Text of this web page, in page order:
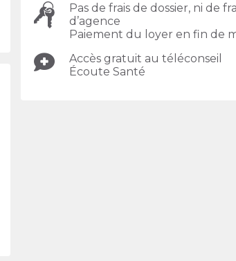
Pas de frais de dossier, ni de
d’agence
Paiement du loyer en fin de
Accès gratuit au téléconseil
Écoute Santé